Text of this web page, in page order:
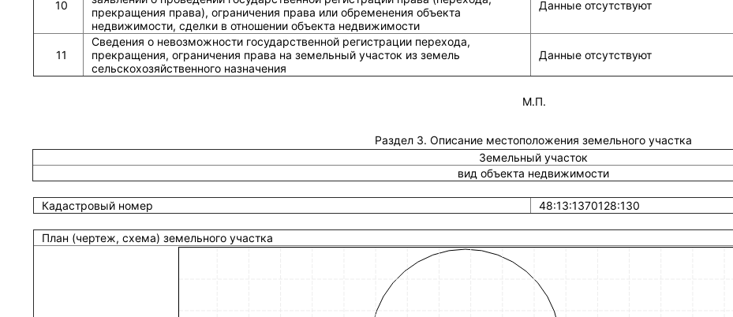
10
прекращения права), ограничения права или обременения объекта
недвижимости, сделки в отношении объекта недвижимости
Данные отсутствуют
11
Сведения о невозможности государственной регистрации перехода,
прекращения, ограничения права на земельный участок из земель
сельскохозяйственного назначения
Данные отсутствуют
М.П.
Раздел 3. Описание местоположения земельного участка
Земельный участок
вид объекта недвижимости
Кадастровый номер 48:13:1370128:130
План (чертеж, схема) земельного участка